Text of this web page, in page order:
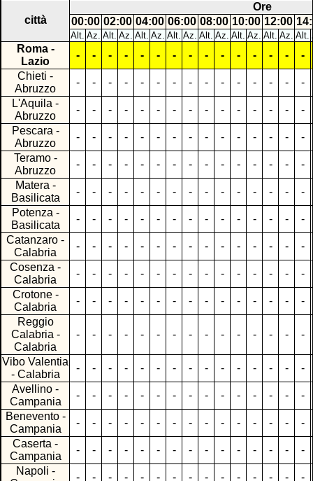
città
Ore
00:00 02:00 04:00 06:00 08:00 10:00 12:00
Alt. Az. Alt. Az. Alt. Az. Alt. Az. Alt. Az. Alt. Az. Alt. Az. Alt.
Roma -
Lazio
- - - - - - - - - - - - - -
-
Chieti -
Abruzzo
- - - - - - - - - - - - - -
-
L'Aquila -
Abruzzo
- - - - - - - - - - - - - -
-
Pescara -
Abruzzo
- - - - - - - - - - - - - -
-
Teramo -
Abruzzo
- - - - - - - - - - - - - -
-
Matera -
Basilicata
- - - - - - - - - - - - - -
-
Potenza -
Basilicata
- - - - - - - - - - - - - -
-
Catanzaro -
Calabria
- - - - - - - - - - - - - -
-
Cosenza -
Calabria
- - - - - - - - - - - - - -
-
Crotone -
Calabria
- - - - - - - - - - - - - -
-
Reggio
Calabria -
Calabria
- - - - - - - - - - - - - - -
Vibo Valentia
- Calabria
- - - - - - - - - - - - - -
-
Avellino -
Campania
- - - - - - - - - - - - - -
-
Benevento -
Campania
- - - - - - - - - - - - - -
-
Caserta -
Campania
- - - - - - - - - - - - - -
-
Napoli -
- - - - - - - - - - - - - - -